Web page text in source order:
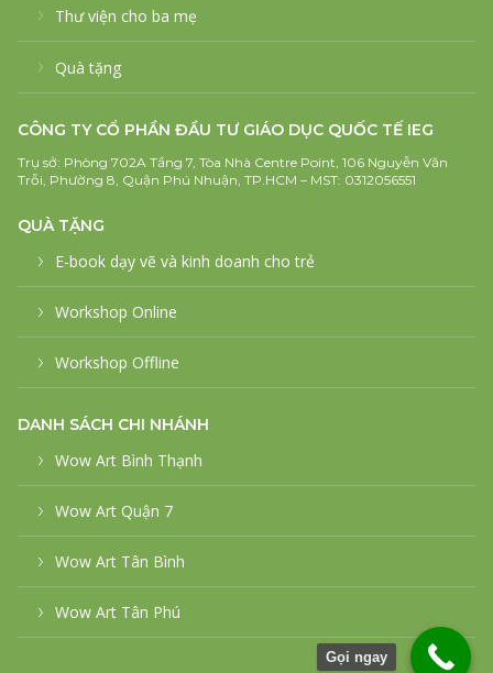
Thư viện cho ba mẹ
Quà tặng
CÔNG TY CỔ PHẦN ĐẦU TƯ GIÁO DỤC QUỐC TẾ IEG
Trụ sở: Phòng 702A Tầng 7, Tòa Nhà Centre Point, 106 Nguyễn Văn
Trỗi, Phường 8, Quận Phú Nhuận, TP.HCM – MST: 0312056551
QUÀ TẶNG
E-book dạy vẽ và kinh doanh cho trẻ
Workshop Online
Workshop Offline
DANH SÁCH CHI NHÁNH
Wow Art Bình Thạnh
Wow Art Quận 7
Wow Art Tân Bình
Wow Art Tân Phú
Gọi ngay